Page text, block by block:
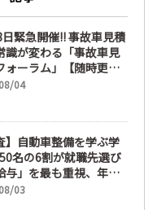
緊急開催!! 事故車見積
識が変わる「事故車見
ォーラム」【随時更
04
】自動車整備を学ぶ学
名の6割が就職先選び
与」を最も重視、年間
110日以上」希望も
03